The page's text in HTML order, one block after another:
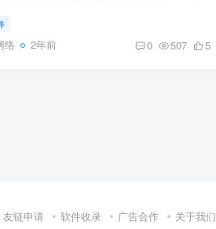
络 2年前 0 507 5
友链申请 软件收录 广告合作 关于我们